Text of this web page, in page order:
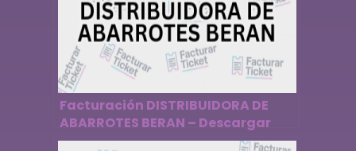
Facturación DISTRIBUIDORA DE
ABARROTES BERAN – Descargar
Factura